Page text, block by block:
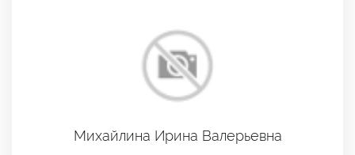
Михайлина Ирина Валерьевна